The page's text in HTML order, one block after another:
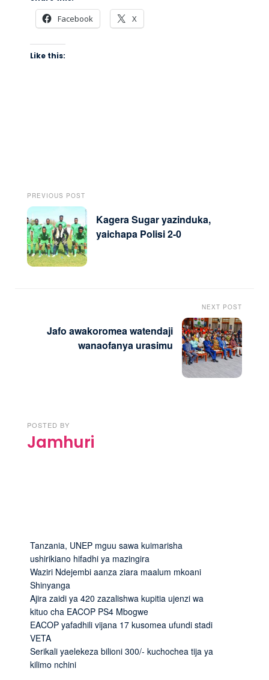
Facebook X
Like this:
PREVIOUS POST
Kagera Sugar yazinduka,
yaichapa Polisi 2-0
NEXT POST
Jafo awakoromea watendaji
wanaofanya urasimu
POSTED BY
Jamhuri
Tanzania, UNEP mguu sawa kuimarisha
ushirikiano hifadhi ya mazingira
Waziri Ndejembi aanza ziara maalum mkoani
Shinyanga
Ajira zaidi ya 420 zazalishwa kupitia ujenzi wa
kituo cha EACOP PS4 Mbogwe
EACOP yafadhili vijana 17 kusomea ufundi stadi
VETA
Serikali yaelekeza bilioni 300/- kuchochea tija ya
kilimo nchini